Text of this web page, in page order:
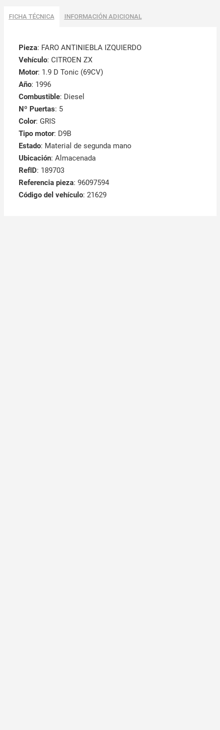
FICHA TÉCNICA INFORMACIÓN ADICIONAL
Pieza: FARO ANTINIEBLA IZQUIERDO
Vehículo: CITROEN ZX
Motor: 1.9 D Tonic (69CV)
Año: 1996
Combustible: Diesel
Nº Puertas: 5
Color: GRIS
Tipo motor: D9B
Estado: Material de segunda mano
Ubicación: Almacenada
RefID: 189703
Referencia pieza: 96097594
Código del vehículo: 21629